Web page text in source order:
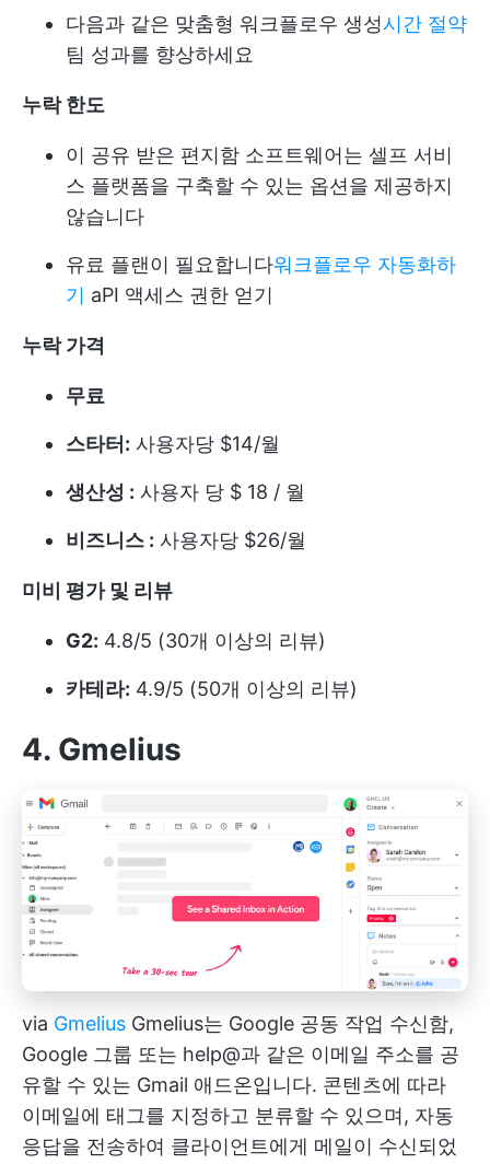
다음과 같은 맞춤형 워크플로우 생성시간 절약
팀 성과를 향상하세요
누락 한도
이 공유 받은 편지함 소프트웨어는 셀프 서비
스 플랫폼을 구축할 수 있는 옵션을 제공하지
않습니다
유료 플랜이 필요합니다워크플로우 자동화하
기 aPI 액세스 권한 얻기
누락 가격
무료
스타터: 사용자당 $14/월
생산성 : 사용자 당 $ 18 / 월
비즈니스 : 사용자당 $26/월
미비 평가 및 리뷰
G2: 4.8/5 (30개 이상의 리뷰)
카테라: 4.9/5 (50개 이상의 리뷰)
4. Gmelius
via Gmelius Gmelius는 Google 공동 작업 수신함,
Google 그룹 또는 help@과 같은 이메일 주소를 공
유할 수 있는 Gmail 애드온입니다. 콘텐츠에 따라
이메일에 태그를 지정하고 분류할 수 있으며, 자동
응답을 전송하여 클라이언트에게 메일이 수신되었